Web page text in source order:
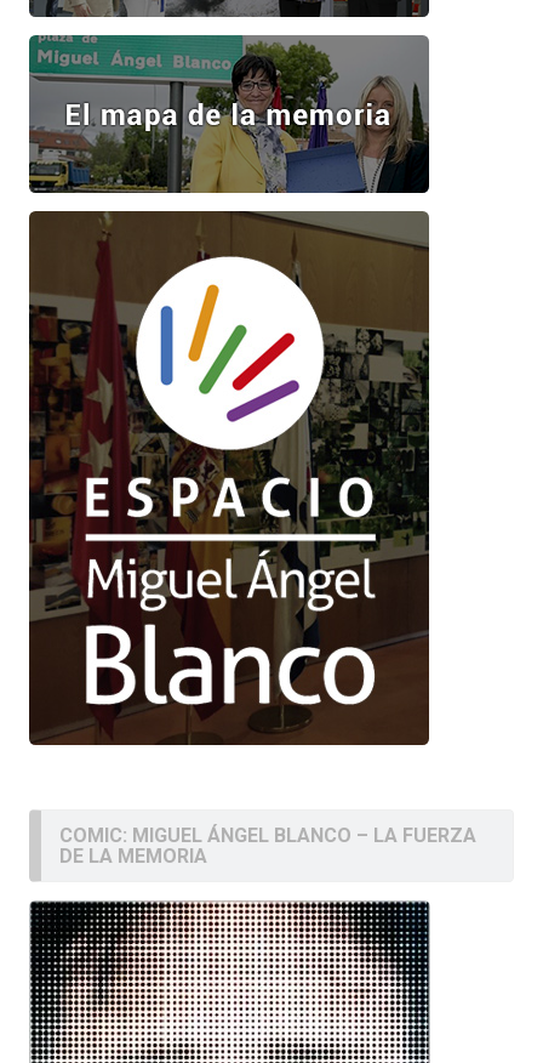
COMIC: MIGUEL ÁNGEL BLANCO – LA FUERZA
DE LA MEMORIA